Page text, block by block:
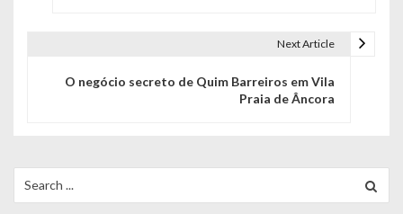
ã
o
Next Article
O negócio secreto de Quim Barreiros em Vila
Praia de Âncora
for: